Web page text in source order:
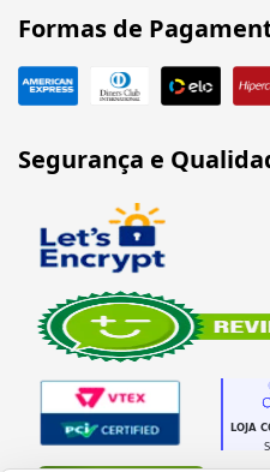
Formas de
Segurança e